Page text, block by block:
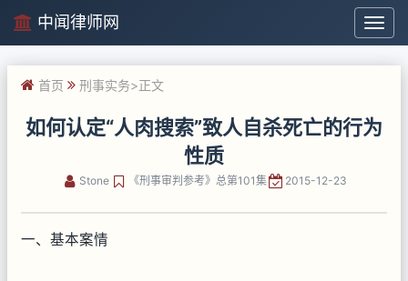
中
闻
律
中闻律师网
首页 刑事实务>正文
如何认定“人肉搜索”致人自杀死亡的行为
性质
Stone 《刑事审判参考》总第101集 2015-12-23
一、基本案情